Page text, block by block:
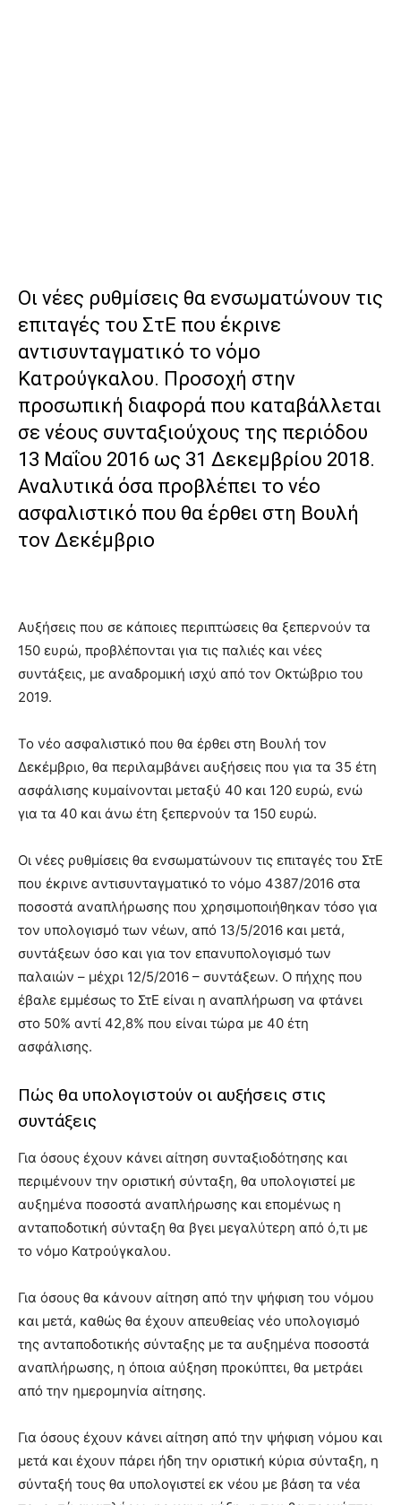
Οι νέες ρυθμίσεις θα ενσωματώνουν τις
επιταγές του ΣτΕ που έκρινε
αντισυνταγματικό το νόμο
Κατρούγκαλου. Προσοχή στην
προσωπική διαφορά που καταβάλλεται
σε νέους συνταξιούχους της περιόδου
13 Μαΐου 2016 ως 31 Δεκεμβρίου 2018.
Αναλυτικά όσα προβλέπει το νέο
ασφαλιστικό που θα έρθει στη Βουλή
τον Δεκέμβριο
Αυξήσεις που σε κάποιες περιπτώσεις θα ξεπερνούν τα
150 ευρώ, προβλέπονται για τις παλιές και νέες
συντάξεις, με αναδρομική ισχύ από τον Οκτώβριο του
2019.
Το νέο ασφαλιστικό που θα έρθει στη Βουλή τον
Δεκέμβριο, θα περιλαμβάνει αυξήσεις που για τα 35 έτη
ασφάλισης κυμαίνονται μεταξύ 40 και 120 ευρώ, ενώ
για τα 40 και άνω έτη ξεπερνούν τα 150 ευρώ.
Οι νέες ρυθμίσεις θα ενσωματώνουν τις επιταγές του ΣτΕ
που έκρινε αντισυνταγματικό το νόμο 4387/2016 στα
ποσοστά αναπλήρωσης που χρησιμοποιήθηκαν τόσο για
τον υπολογισμό των νέων, από 13/5/2016 και μετά,
συντάξεων όσο και για τον επανυπολογισμό των
παλαιών – μέχρι 12/5/2016 – συντάξεων. Ο πήχης που
έβαλε εμμέσως το ΣτΕ είναι η αναπλήρωση να φτάνει
στο 50% αντί 42,8% που είναι τώρα με 40 έτη
ασφάλισης.
Πώς θα υπολογιστούν οι αυξήσεις στις
συντάξεις
Για όσους έχουν κάνει αίτηση συνταξιοδότησης και
περιμένουν την οριστική σύνταξη, θα υπολογιστεί με
αυξημένα ποσοστά αναπλήρωσης και επομένως η
ανταποδοτική σύνταξη θα βγει μεγαλύτερη από ό,τι με
το νόμο Κατρούγκαλου.
Για όσους θα κάνουν αίτηση από την ψήφιση του νόμου
και μετά, καθώς θα έχουν απευθείας νέο υπολογισμό
της ανταποδοτικής σύνταξης με τα αυξημένα ποσοστά
αναπλήρωσης, η όποια αύξηση προκύπτει, θα μετράει
από την ημερομηνία αίτησης.
Για όσους έχουν κάνει αίτηση από την ψήφιση νόμου και
μετά και έχουν πάρει ήδη την οριστική κύρια σύνταξη, η
σύνταξή τους θα υπολογιστεί εκ νέου με βάση τα νέα